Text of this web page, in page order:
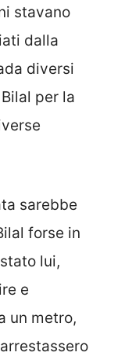
stavano
dalla
diversi
per la
sarebbe
forse in
lui,
e
un metro,